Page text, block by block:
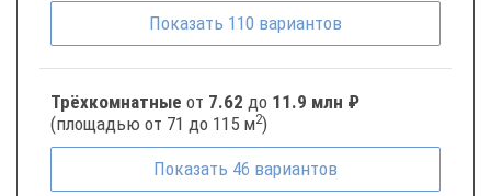
Показать 110 вариантов
Трёхкомнатные от 7.62 до 11.9 млн ₽
(площадью от 71 до 115 м2)
Показать 46 вариантов